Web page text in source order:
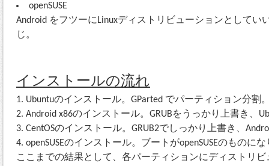
openSUSE
Android をフツーにLinuxディストリビューションとしてい
じ。
インストールの流れ
Ubuntuのインストール。GParted でパーティション分割
Android x86のインストール。GRUBをうっかり上書き、
CentOSのインストール。GRUB2でしっかり上書き、
openSUSEのインストール。ブートがopenSUSEのものに
ここまでの結果として、各パーティションにディストリ